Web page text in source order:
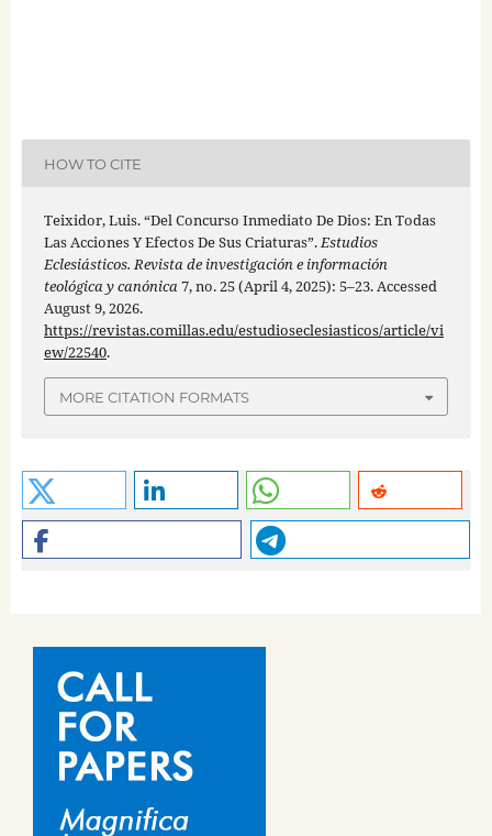
HOW TO CITE
Teixidor, Luis. “Del Concurso Inmediato De Dios: En Todas
Las Acciones Y Efectos De Sus Criaturas”.Estudios
Eclesiásticos. Revista de investigación e información
teológica y canónica7, no. 25 (April 4, 2025): 5–23. Accessed
August 9, 2026.
https://revistas.comillas.edu/estudioseclesiasticos/article/vi
ew/22540.
MORE CITATION FORMATS